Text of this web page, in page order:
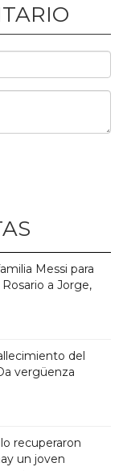
Messi para
a Jorge,
del
vergüenza
recuperaron
un joven